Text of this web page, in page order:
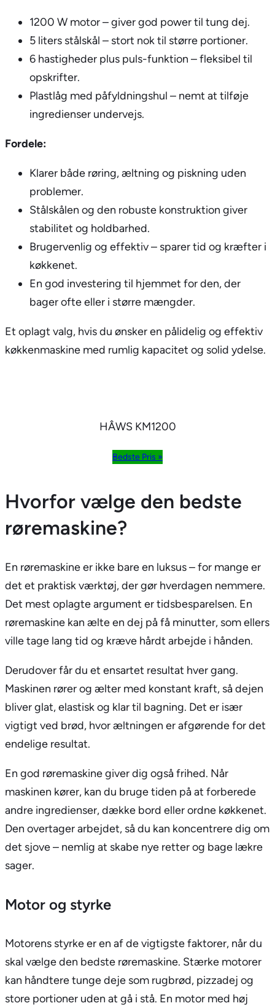
1200 W motor – giver god power til tung dej.
5 liters stålskål – stort nok til større portioner.
6 hastigheder plus puls-funktion – fleksibel til
opskrifter.
Plastlåg med påfyldningshul – nemt at tilføje
ingredienser undervejs.
Fordele:
Klarer både røring, æltning og piskning uden
problemer.
Stålskålen og den robuste konstruktion giver
stabilitet og holdbarhed.
Brugervenlig og effektiv – sparer tid og kræfter i
køkkenet.
En god investering til hjemmet for den, der
bager ofte eller i større mængder.
Et oplagt valg, hvis du ønsker en pålidelig og effektiv
køkkenmaskine med rumlig kapacitet og solid ydelse.
HÂWS KM1200
Bedste Pris »
Hvorfor vælge den bedste
røremaskine?
En røremaskine er ikke bare en luksus – for mange er
det et praktisk værktøj, der gør hverdagen nemmere.
Det mest oplagte argument er tidsbesparelsen. En
røremaskine kan ælte en dej på få minutter, som ellers
ville tage lang tid og kræve hårdt arbejde i hånden.
Derudover får du et ensartet resultat hver gang.
Maskinen rører og ælter med konstant kraft, så dejen
bliver glat, elastisk og klar til bagning. Det er især
vigtigt ved brød, hvor æltningen er afgørende for det
endelige resultat.
En god røremaskine giver dig også frihed. Når
maskinen kører, kan du bruge tiden på at forberede
andre ingredienser, dække bord eller ordne køkkenet.
Den overtager arbejdet, så du kan koncentrere dig om
det sjove – nemlig at skabe nye retter og bage lækre
sager.
Motor og styrke
Motorens styrke er en af de vigtigste faktorer, når du
skal vælge den bedste røremaskine. Stærke motorer
kan håndtere tunge deje som rugbrød, pizzadej og
store portioner uden at gå i stå. En motor med høj